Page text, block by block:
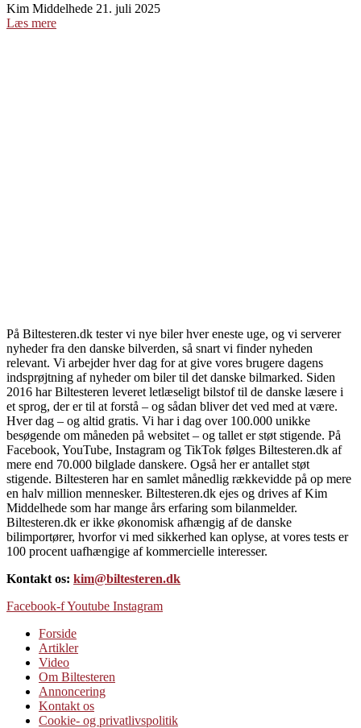
Kim Middelhede 21. juli 2025
Læs mere
På Biltesteren.dk tester vi nye biler hver eneste uge, og vi serverer
nyheder fra den danske bilverden, så snart vi finder nyheden
relevant. Vi arbejder hver dag for at give vores brugere dagens
indsprøjtning af nyheder om biler til det danske bilmarked. Siden
2016 har Biltesteren leveret letlæseligt bilstof til de danske læsere i
et sprog, der er til at forstå – og sådan bliver det ved med at være.
Hver dag – og altid gratis. Vi har i dag over 100.000 unikke
besøgende om måneden på websitet – og tallet er støt stigende. På
Facebook, YouTube, Instagram og TikTok følges Biltesteren.dk af
mere end 70.000 bilglade danskere. Også her er antallet støt
stigende. Biltesteren har en samlet månedlig rækkevidde på op mere
en halv million mennesker. Biltesteren.dk ejes og drives af Kim
Middelhede som har mange års erfaring som bilanmelder.
Biltesteren.dk er ikke økonomisk afhængig af de danske
bilimportører, hvorfor vi med sikkerhed kan oplyse, at vores tests er
100 procent uafhængige af kommercielle interesser.
Kontakt os: kim@biltesteren.dk
Facebook-fYoutube Instagram
Forside
Artikler
Video
Om Biltesteren
Annoncering
Kontakt os
Cookie- og privatlivspolitik